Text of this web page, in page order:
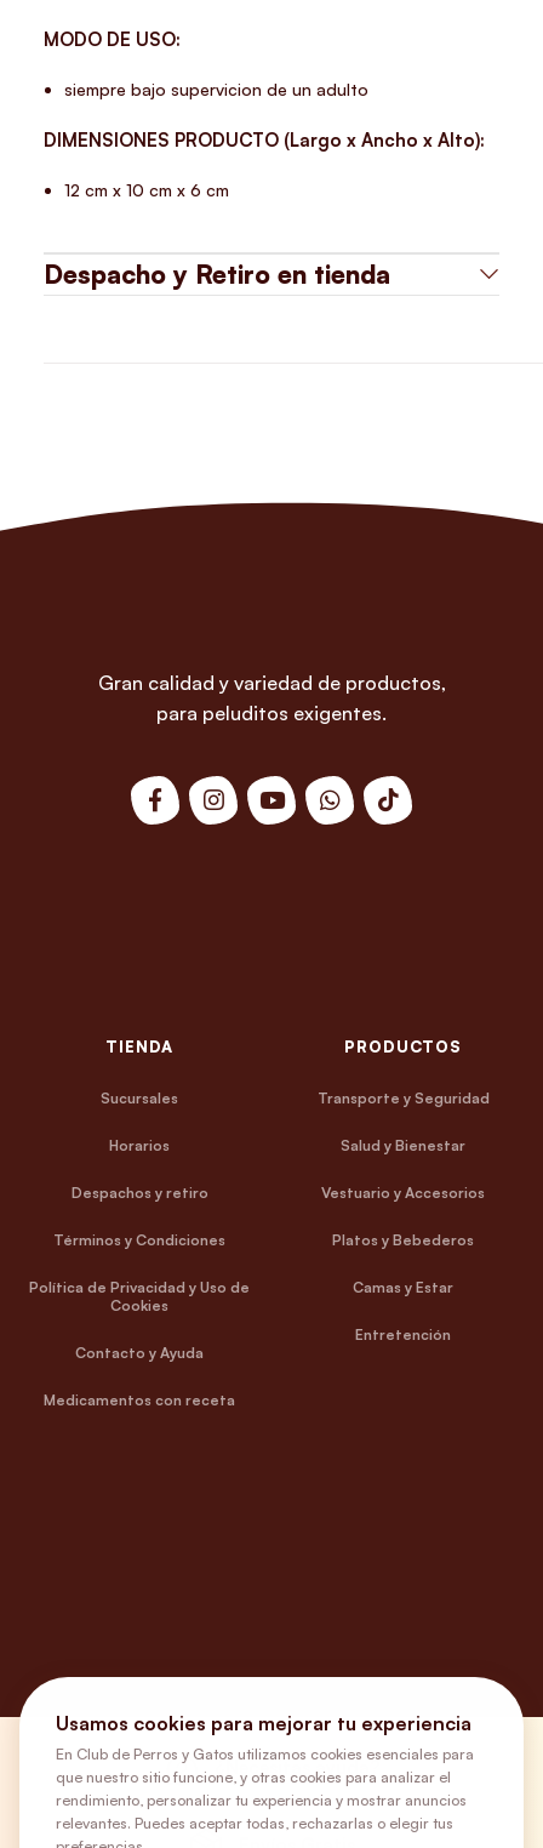
MODO DE USO:
siempre bajo supervicion de un adulto
DIMENSIONES PRODUCTO (Largo x Ancho x Alto):
12 cm x 10 cm x 6 cm
Despacho y Retiro en tienda
Gran calidad y variedad de productos,
para peluditos exigentes.
TIENDA
Sucursales
Horarios
Despachos y retiro
Términos y Condiciones
Política de Privacidad y Uso de
Cookies
Contacto y Ayuda
Medicamentos con receta
PRODUCTOS
Transporte y Seguridad
Salud y Bienestar
Vestuario y Accesorios
Platos y Bebederos
Camas y Estar
Entretención
¿Necesitas ayuda?
Usamos cookies para mejorar tu experiencia
En Club de Perros y Gatos utilizamos cookies esenciales para
que nuestro sitio funcione, y otras cookies para analizar el
rendimiento, personalizar tu experiencia y mostrar anuncios
relevantes. Puedes aceptar todas, rechazarlas o elegir tus